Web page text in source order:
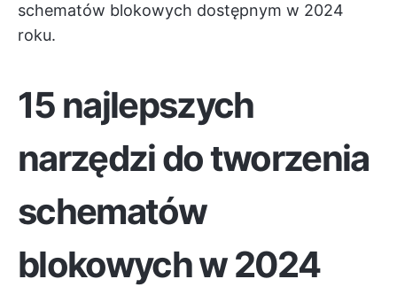
schematów blokowych dostępnym w 2024
roku.
15 najlepszych
narzędzi do tworzenia
schematów
blokowych w 2024